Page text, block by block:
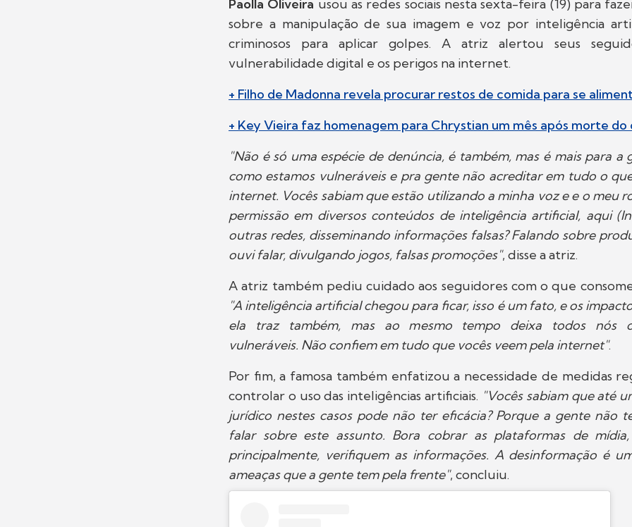
Paolla Oliveira usou as redes sociais nesta sexta-feira (19) para
sobre a manipulação de sua imagem e voz por inteligência
criminosos para aplicar golpes. A atriz alertou seus
vulnerabilidade digital e os perigos na internet.
+ Filho de Madonna revela procurar restos de comida para se
+ Key Vieira faz homenagem para Chrystian um mês após morte
"Não é só uma espécie de denúncia, é também, mas é mais para a
como estamos vulneráveis e pra gente não acreditar em tudo o
internet. Vocês sabiam que estão utilizando a minha voz e e o meu
permissão em diversos conteúdos de inteligência artificial, aqui
outras redes, disseminando informações falsas? Falando sobre
ouvi falar, divulgando jogos, falsas promoções", disse a atriz.
A atriz também pediu cuidado aos seguidores com o que
"A inteligência artificial chegou para ficar, isso é um fato, e os
ela traz também, mas ao mesmo tempo deixa todos nós
vulneráveis. Não confiem em tudo que vocês veem pela internet".
Por fim, a famosa também enfatizou a necessidade de medidas
controlar o uso das inteligências artificiais. "Vocês sabiam que até
jurídico nestes casos pode não ter eficácia? Porque a gente não
falar sobre este assunto. Bora cobrar as plataformas de
principalmente, verifiquem as informações. A desinformação é
ameaças que a gente tem pela frente", concluiu.